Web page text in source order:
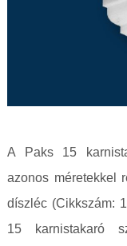
A Paks 15
azonos méretekkel
díszléc (Cikkszám:
15 karnistakaró